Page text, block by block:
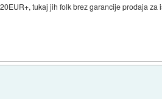
tukaj jih folk brez garancije prodaja za